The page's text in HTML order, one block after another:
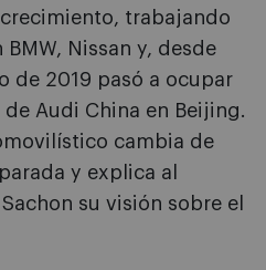
trabajando
Nissan y, desde
de 2019 pasó a ocupar
Audi China en Beijing.
cambia de
y explica al
su visión sobre el